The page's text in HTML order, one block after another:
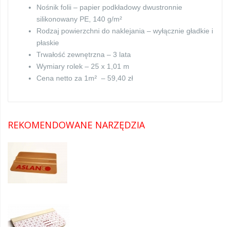
Nośnik folii – papier podkładowy dwustronnie
silikonowany PE, 140 g/m²
Rodzaj powierzchni do naklejania – wyłącznie gładkie i
płaskie
Trwałość zewnętrzna – 3 lata
Wymiary rolek – 25 x 1,01 m
Cena netto za 1m² – 59,40 zł
REKOMENDOWANE NARZĘDZIA